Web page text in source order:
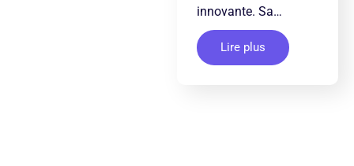
innovante. Sa…
Lire plus